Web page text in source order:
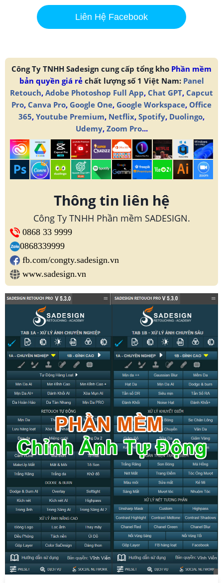
Liên Hệ Facebook
Công Ty TNHH Sadesign cung cấp tổng kho Phần mềm
bản quyền giá rẻchất lượng số 1 Việt Nam: Panel
Retouch, Adobe Photoshop Full App, Chat GPT, Capcut
Pro, Canva Pro, Google One, Google Workspace, Office
365, Youtube Premium, Netflix, Spotify, Duolingo,
Udemy, Zoom Pro...
Thông tin liên hệ
Công Ty TNHH Phần mềm SADESIGN.
0868 33 9999
0868339999
fb.com/congty.sadesign.vn
www.sadesign.vn